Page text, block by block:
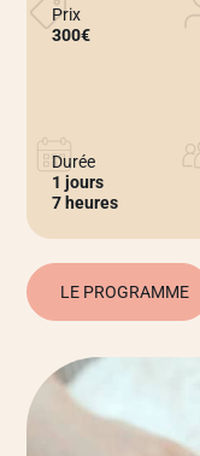
Prix
300€
Durée
1 jours
7 heures
LE PROGRAMME